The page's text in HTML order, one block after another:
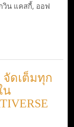
วิน แคสกี้, ออฟ
จัดเต็มทุก
น